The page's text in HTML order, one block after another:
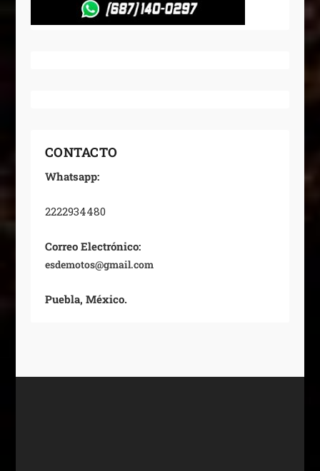
CONTACTO
Whatsapp:
2222934480
Correo Electrónico:
esdemotos@gmail.com
Puebla, México.